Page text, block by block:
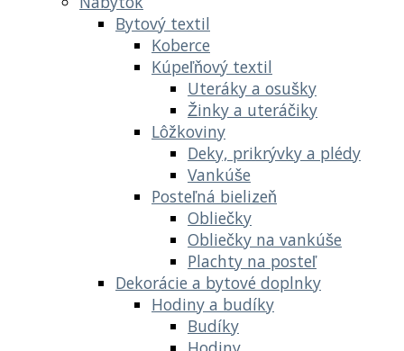
Bytový textil
Koberce
Kúpeľňový textil
Uteráky a osušky
Žinky a uteráčiky
Lôžkoviny
Deky, prikrývky a plédy
Vankúše
Posteľná bielizeň
Obliečky
Obliečky na vankúše
Plachty na posteľ
Dekorácie a bytové doplnky
Hodiny a budíky
Budíky